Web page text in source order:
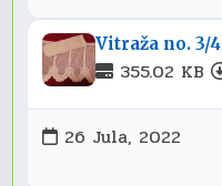
Vitraža no. 3/4
355.02 KB
26 Jula, 2022